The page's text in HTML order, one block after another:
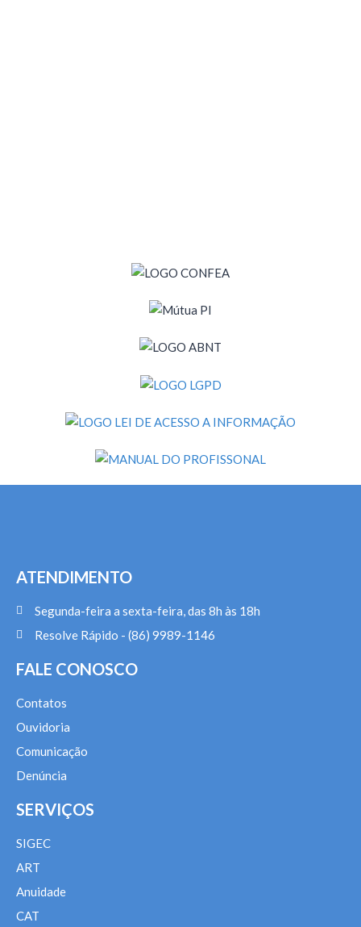
ATENDIMENTO
Segunda-feira a sexta-feira, das 8h às 18h
Resolve Rápido - (86) 9989-1146
FALE CONOSCO
Contatos
Ouvidoria
Comunicação
Denúncia
SERVIÇOS
SIGEC
ART
Anuidade
CAT